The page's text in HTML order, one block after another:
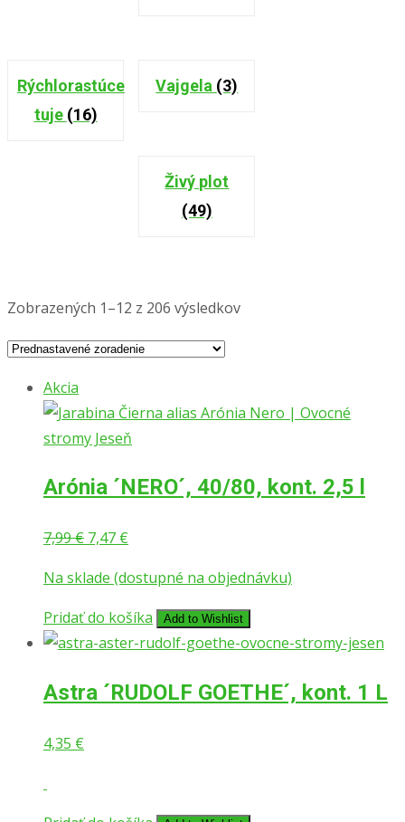
Rýchlorastúce
tuje (16)
Vajgela (3)
Živý plot
(49)
Zobrazených 1–12 z 206 výsledkov
Akcia
Arónia ´NERO´, 40/80, kont. 2,5 l
7,99€ Pôvodná
bola:
7,99 €.
7,47 €
je:
7,47 €.
Na sklade (dostupné na objednávku)
Pridať do košíka
Add to Wishlist
Astra ´RUDOLF GOETHE´, kont. 1 L
4,35 €